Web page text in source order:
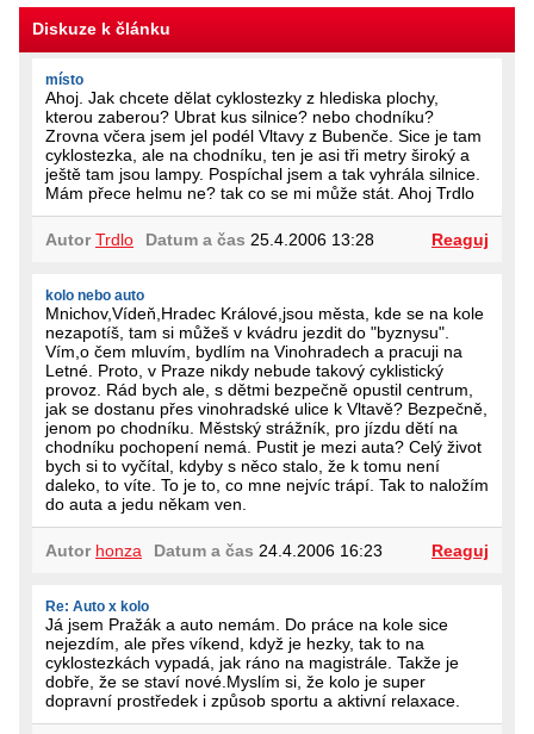
Diskuze k článku
místo
Ahoj. Jak chcete dělat cyklostezky z hlediska plochy,
kterou zaberou? Ubrat kus silnice? nebo chodníku?
Zrovna včera jsem jel podél Vltavy z Bubenče. Sice je tam
cyklostezka, ale na chodníku, ten je asi tři metry široký a
ještě tam jsou lampy. Pospíchal jsem a tak vyhrála silnice.
Mám přece helmu ne? tak co se mi může stát. Ahoj Trdlo
Autor Trdlo Datum a čas 25.4.2006 13:28 Reaguj
kolo nebo auto
Mnichov,Vídeň,Hradec Králové,jsou města, kde se na kole
nezapotíš, tam si můžeš v kvádru jezdit do "byznysu".
Vím,o čem mluvím, bydlím na Vinohradech a pracuji na
Letné. Proto, v Praze nikdy nebude takový cyklistický
provoz. Rád bych ale, s dětmi bezpečně opustil centrum,
jak se dostanu přes vinohradské ulice k Vltavě? Bezpečně,
jenom po chodníku. Městský strážník, pro jízdu dětí na
chodníku pochopení nemá. Pustit je mezi auta? Celý život
bych si to vyčítal, kdyby s něco stalo, že k tomu není
daleko, to víte. To je to, co mne nejvíc trápí. Tak to naložím
do auta a jedu někam ven.
Autor honza Datum a čas 24.4.2006 16:23 Reaguj
Re: Auto x kolo
Já jsem Pražák a auto nemám. Do práce na kole sice
nejezdím, ale přes víkend, když je hezky, tak to na
cyklostezkách vypadá, jak ráno na magistrále. Takže je
dobře, že se staví nové.Myslím si, že kolo je super
dopravní prostředek i způsob sportu a aktivní relaxace.